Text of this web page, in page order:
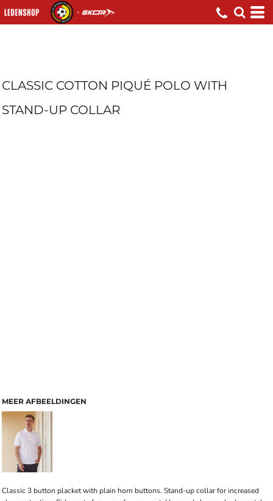
CLASSIC COTTON PIQUÉ POLO WITH
STAND-UP COLLAR
MEER AFBEELDINGEN
Classic 3 button placket with plain horn buttons. Stand-up collar for increased